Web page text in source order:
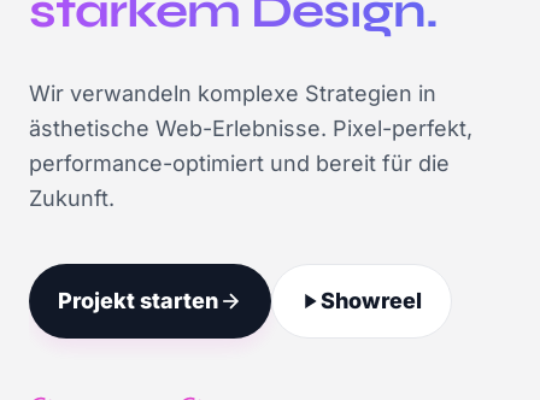
Services
Kontakt
Wir verwandeln komplexe Strategien in
ästhetische Web-Erlebnisse. Pixel-perfekt,
performance-optimiert und bereit für die
Zukunft.
Projekt starten Showreel